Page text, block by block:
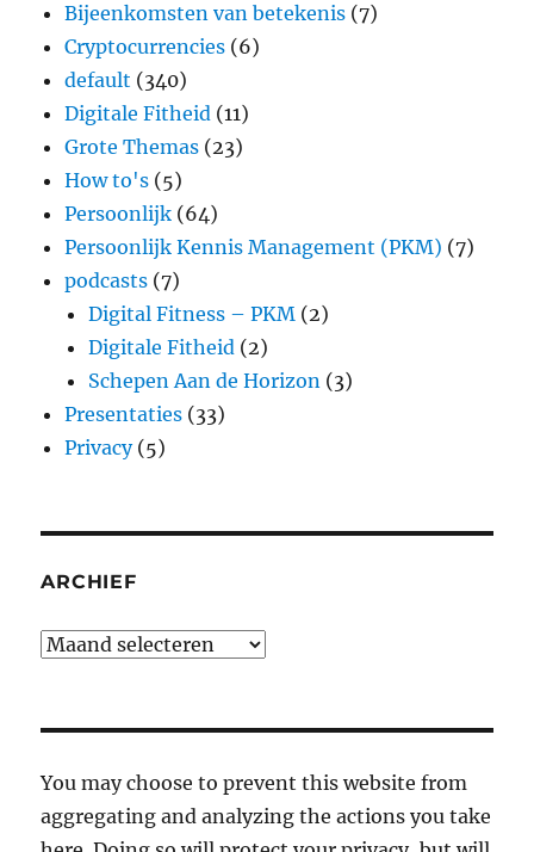
Bijeenkomsten van betekenis (7)
Cryptocurrencies (6)
default (340)
Digitale Fitheid (11)
Grote Themas (23)
How to's (5)
Persoonlijk (64)
Persoonlijk Kennis Management (PKM) (7)
podcasts (7)
Digital Fitness – PKM (2)
Digitale Fitheid (2)
Schepen Aan de Horizon (3)
Presentaties (33)
Privacy(5)
ARCHIEF
Archief
You may choose to prevent this website from
aggregating and analyzing the actions you take